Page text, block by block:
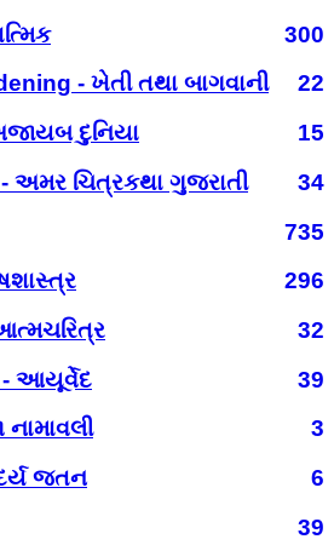
300
- ખેતી તથા બાગવાની
22
દુનિયા
15
અમર ચિત્રકથા ગુજરાતી
34
735
296
32
- આયૂર્વેદ
39
3
જતન
6
39